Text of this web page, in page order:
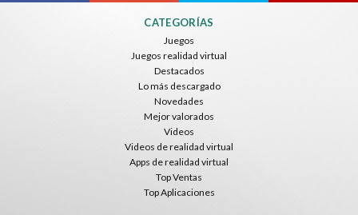
CATEGORÍAS
Juegos
Juegos realidad virtual
Destacados
Lo más descargado
Novedades
Mejor valorados
Videos
Videos de realidad virtual
Apps de realidad virtual
Top Ventas
Top Aplicaciones